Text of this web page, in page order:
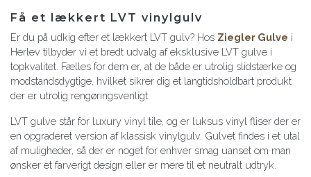
Få et lækkert LVT vinylgulv
Er du på udkig efter et lækkert LVT gulv? Hos Ziegler Gulve i
Herlev tilbyder vi et bredt udvalg af eksklusive LVT gulve i
topkvalitet. Fælles for dem er, at de både er utrolig slidstærke og
modstandsdygtige, hvilket sikrer dig et langtidsholdbart produkt
der er utrolig rengøringsvenligt.
LVT gulve står for luxury vinyl tile, og er luksus vinyl fliser der er
en opgraderet version af klassisk vinylgulv. Gulvet findes i et utal
af muligheder, så der er noget for enhver smag uanset om man
ønsker et farverigt design eller er mere til et neutralt udtryk.